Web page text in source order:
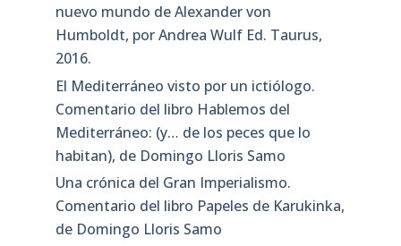
nuevo mundo de Alexander von
Humboldt, por Andrea Wulf Ed. Taurus,
2016.
El Mediterráneo visto por un ictiólogo.
Comentario del libro Hablemos del
Mediterráneo: (y… de los peces que lo
habitan), de Domingo Lloris Samo
Una crónica del Gran Imperialismo.
Comentario del libro Papeles de Karukinka,
de Domingo Lloris Samo